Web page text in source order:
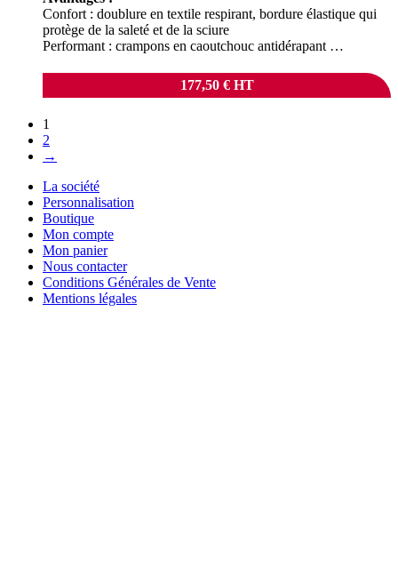
Confort : doublure en textile respirant, bordure élastique qui
protège de la saleté et de la sciure
Performant : crampons en caoutchouc antidérapant …
177,50 €HT
1
2
→
La société
Personnalisation
Boutique
Mon compte
Mon panier
Nous contacter
Conditions Générales de Vente
Mentions légales